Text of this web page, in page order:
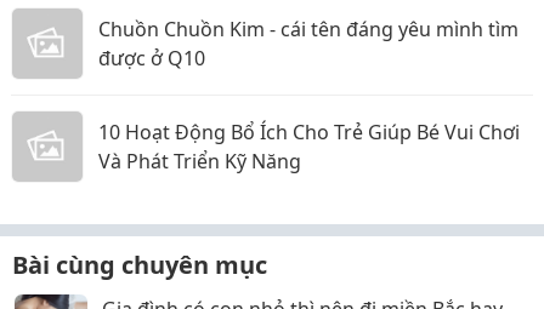
Chuồn Chuồn Kim - cái tên đáng yêu mình tìm
được ở Q10
10 Hoạt Động Bổ Ích Cho Trẻ Giúp Bé Vui Chơi
Và Phát Triển Kỹ Năng
Bài cùng chuyên mục